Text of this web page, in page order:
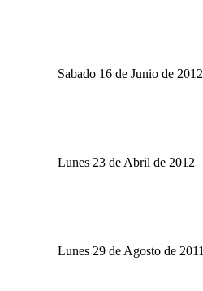
Sabado 16 de Junio de 2012
Lunes 23 de Abril de 2012
Lunes 29 de Agosto de 2011